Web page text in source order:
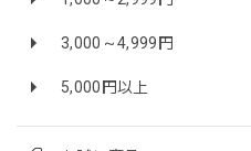
3,000～4,999円
5,000円以上